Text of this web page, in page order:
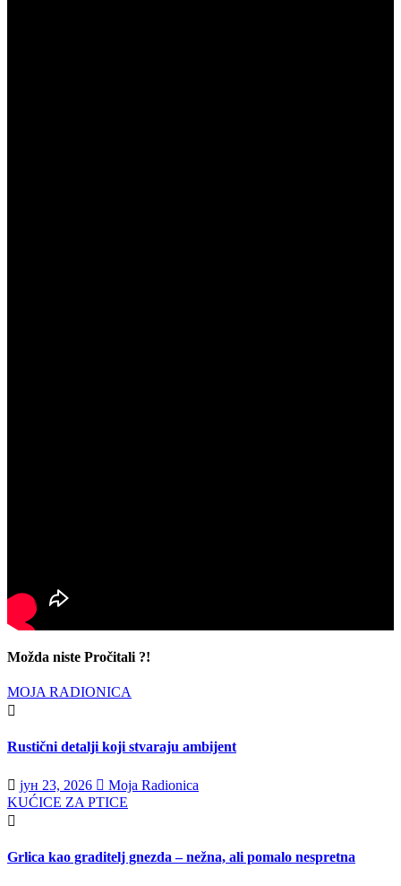
Možda niste Pročitali ?!
MOJA RADIONICA
Rustični detalji koji stvaraju ambijent
јун 23, 2026
Moja Radionica
KUĆICE ZA PTICE
Grlica kao graditelj gnezda – nežna, ali pomalo nespretna